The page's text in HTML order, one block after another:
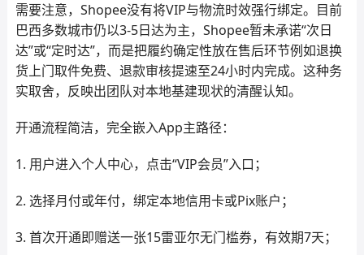
需要注意，Shopee没有将VIP与物流时效强行绑定。目前
巴西多数城市仍以3-5日达为主，Shopee暂未承诺“次日
达”或“定时达”，而是把履约确定性放在售后环节例如退换
货上门取件免费、退款审核提速至24小时内完成。这种务
实取舍，反映出团队对本地基建现状的清醒认知。
开通流程简洁，完全嵌入App主路径：
1. 用户进入个人中心，点击“VIP会员”入口；
2. 选择月付或年付，绑定本地信用卡或Pix账户；
3. 首次开通即赠送一张15雷亚尔无门槛券，有效期7天；